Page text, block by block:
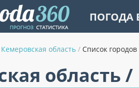
ПОГОДА
Кемеровская область / Список городов
область